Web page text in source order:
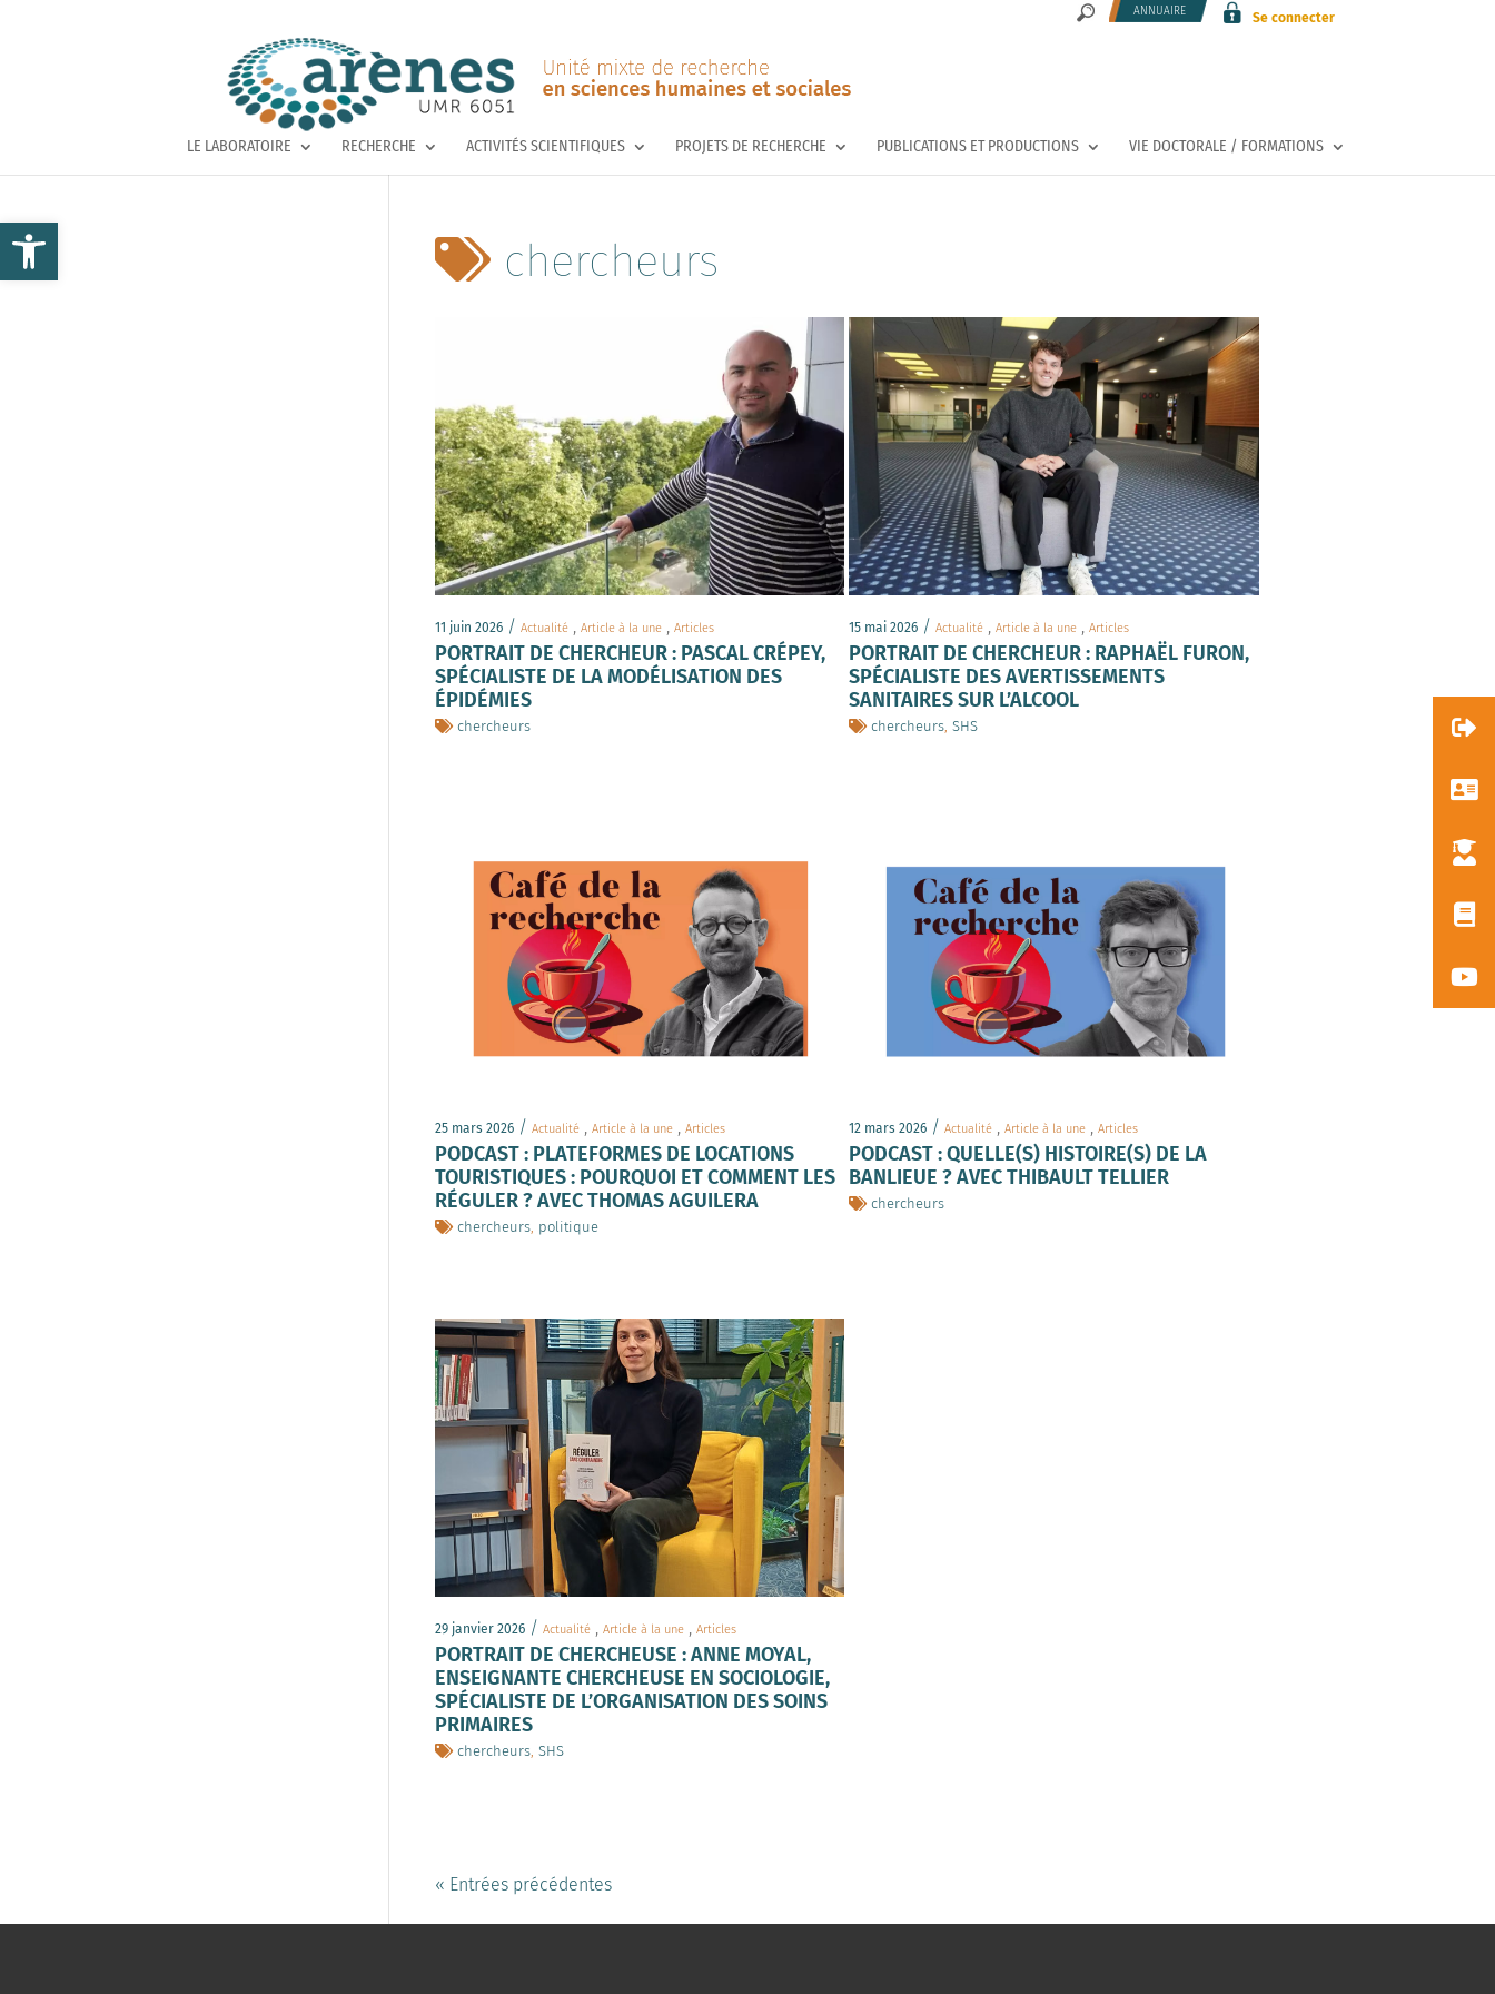
Ouvrir la barre d’outils
ANNUAIRE Se connecter
LE LABORATOIRE RECHERCHE ACTIVITÉS SCIENTIFIQUES PROJETS DE RECHERCHE PUBLICATIONS ET PRODUCTIONS VIE DOCTORALE / FORMATIONS
chercheurs
11 juin 2026 /Actualité ,Article à la une ,Articles
PORTRAIT DE CHERCHEUR : PASCAL CRÉPEY,
SPÉCIALISTE DE LA MODÉLISATION DES
ÉPIDÉMIES
chercheurs
15 mai 2026 /Actualité ,Article à la une ,Articles
PORTRAIT DE CHERCHEUR : RAPHAËL FURON,
SPÉCIALISTE DES AVERTISSEMENTS
SANITAIRES SUR L’ALCOOL
chercheurs,SHS
25 mars 2026 /Actualité ,Article à la une ,Articles
PODCAST : PLATEFORMES DE LOCATIONS
TOURISTIQUES : POURQUOI ET COMMENT LES
RÉGULER ? AVEC THOMAS AGUILERA
chercheurs, politique
12 mars 2026 /Actualité ,Article à la une ,Articles
PODCAST : QUELLE(S) HISTOIRE(S) DE LA
BANLIEUE ? AVEC THIBAULT TELLIER
chercheurs
29 janvier 2026 /Actualité ,Article à la une ,Articles
PORTRAIT DE CHERCHEUSE : ANNE MOYAL,
ENSEIGNANTE CHERCHEUSE EN SOCIOLOGIE,
SPÉCIALISTE DE L’ORGANISATION DES SOINS
PRIMAIRES
chercheurs,SHS
« Entrées précédentes